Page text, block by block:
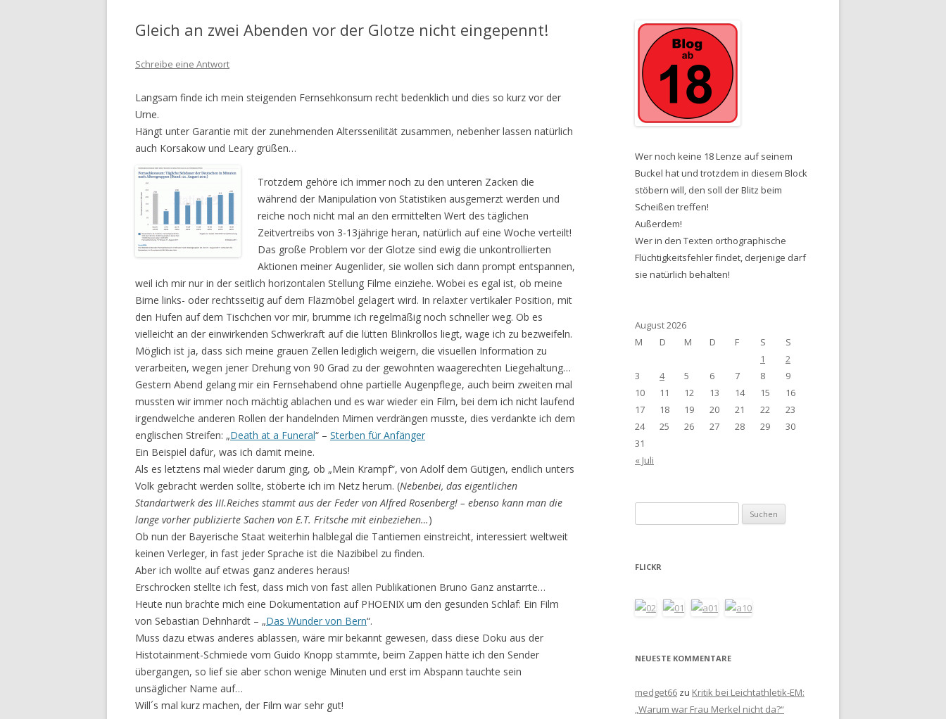
Gleich an zwei Abenden vor der Glotze nicht eingepennt!
Schreibe eine Antwort
Langsam finde ich mein steigenden Fernsehkonsum recht bedenklich und dies so kurz vor der
Urne.
Hängt unter Garantie mit der zunehmenden Alterssenilität zusammen, nebenher lassen natürlich
auch Korsakow und Leary grüßen…
Trotzdem gehöre ich immer noch zu den unteren Zacken die
während der Manipulation von Statistiken ausgemerzt werden und
reiche noch nicht mal an den ermittelten Wert des täglichen
Zeitvertreibs von 3-13jährige heran, natürlich auf eine Woche verteilt!
Das große Problem vor der Glotze sind ewig die unkontrollierten
Aktionen meiner Augenlider, sie wollen sich dann prompt entspannen,
weil ich mir nur in der seitlich horizontalen Stellung Filme einziehe. Wobei es egal ist, ob meine
Birne links- oder rechtsseitig auf dem Fläzmöbel gelagert wird. In relaxter vertikaler Position, mit
den Hufen auf dem Tischchen vor mir, brumme ich regelmäßig noch schneller weg. Ob es
vielleicht an der einwirkenden Schwerkraft auf die lütten Blinkrollos liegt, wage ich zu bezweifeln.
Möglich ist ja, dass sich meine grauen Zellen lediglich weigern, die visuellen Information zu
verarbeiten, wegen jener Drehung von 90 Grad zu der gewohnten waagerechten Liegehaltung…
Gestern Abend gelang mir ein Fernsehabend ohne partielle Augenpflege, auch beim zweiten mal
mussten wir immer noch mächtig ablachen und es war wieder ein Film, bei dem ich nicht laufend
irgendwelche anderen Rollen der handelnden Mimen verdrängen musste, dies verdankte ich dem
englischen Streifen: „Death at a Funeral“ – Sterben für Anfänger
Ein Beispiel dafür, was ich damit meine.
Als es letztens mal wieder darum ging, ob „Mein Krampf“, von Adolf dem Gütigen, endlich unters
Volk gebracht werden sollte, stöberte ich im Netz herum. (Nebenbei, das eigentlichen
Standartwerk des III.Reiches stammt aus der Feder von Alfred Rosenberg! – ebenso kann man die
lange vorher publizierte Sachen von E.T. Fritsche mit einbeziehen…)
Ob nun der Bayerische Staat weiterhin halblegal die Tantiemen einstreicht, interessiert weltweit
keinen Verleger, in fast jeder Sprache ist die Nazibibel zu finden.
Aber ich wollte auf etwas ganz anderes heraus!
Erschrocken stellte ich fest, dass mich von fast allen Publikationen Bruno Ganz anstarrte…
Heute nun brachte mich eine Dokumentation auf PHOENIX um den gesunden Schlaf: Ein Film
von Sebastian Dehnhardt – „Das Wunder von Bern“.
Muss dazu etwas anderes ablassen, wäre mir bekannt gewesen, dass diese Doku aus der
Histotainment-Schmiede vom Guido Knopp stammte, beim Zappen hätte ich den Sender
übergangen, so lief sie aber schon wenige Minuten und erst im Abspann tauchte sein
unsäglicher Name auf…
Will´s mal kurz machen, der Film war sehr gut!
Wer noch keine 18 Lenze auf seinem
Buckel hat und trotzdem in diesem Block
stöbern will, den soll der Blitz beim
Scheißen treffen!
Außerdem!
Wer in den Texten orthographische
Flüchtigkeitsfehler findet, derjenige darf
sie natürlich behalten!
August 2026
M
D M D F S
S
1
2
3
4 5 6 7 8
9
10
11 12 13 14 15
16
17
18 19 20 21 22
23
24
25 26 27 28 29
30
31
« Juli
nach:
FLICKR
NEUESTE KOMMENTARE
medget66 zu Kritik bei Leichtathletik-EM:
„Warum war Frau Merkel nicht da?“